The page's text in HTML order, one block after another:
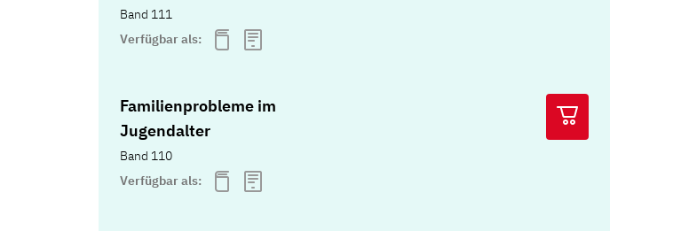
Band 111
Verfügbar als:
Familienprobleme im
Jugendalter
Band 110
Verfügbar als: